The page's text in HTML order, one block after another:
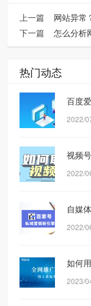
上一篇 网站异常
下一篇怎么分析
热门动态
2022/
2022/
2022/
如何
2023/